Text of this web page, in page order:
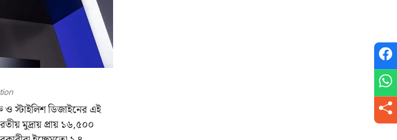
ও স্টাইলিশ ডিজাইনের এই
মুদ্রায় প্রায় ১৬,৫০০